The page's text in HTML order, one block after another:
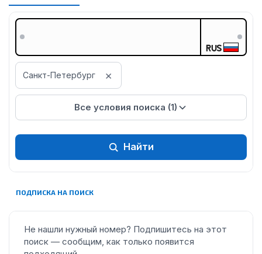
RUS
Санкт-Петербург ×
Все условия поиска (1)
Найти
ПОДПИСКА НА ПОИСК
Не нашли нужный номер? Подпишитесь на этот
поиск — сообщим, как только появится